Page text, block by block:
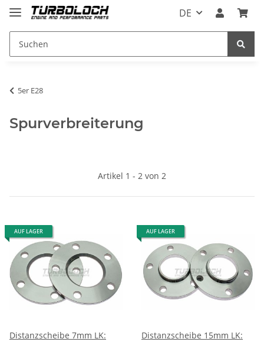
DE
5er E28
Spurverbreiterung
Artikel 1 - 2 von 2
AUF LAGER
Distanzscheibe 7mm LK:
AUF LAGER
Distanzscheibe 15mm LK: